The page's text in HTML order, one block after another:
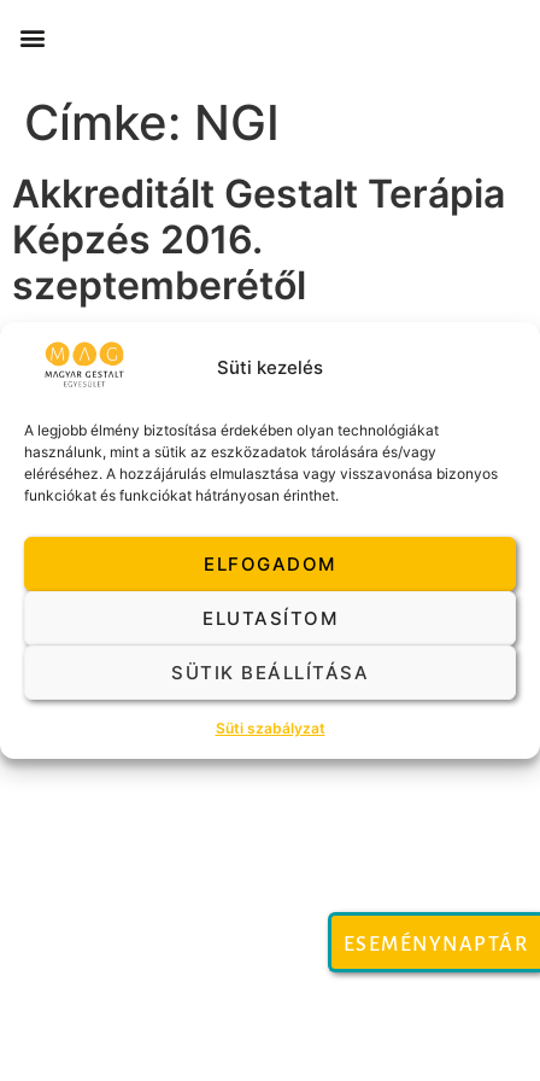
Süti kezelés
A legjobb élmény biztosítása érdekében olyan technológiákat
használunk, mint a sütik az eszközadatok tárolására és/vagy
eléréséhez. A hozzájárulás elmulasztása vagy visszavonása bizonyos
funkciókat és funkciókat hátrányosan érinthet.
ELFOGADOM
ELUTASÍTOM
SÜTIK BEÁLLÍTÁSA
Süti szabályzat
ESEMÉNYNAPTÁR
Címke: NGI
Akkreditált Gestalt Terápia
Képzés 2016.
szeptemberétől
Akkreditált Gestalt Terápia Képzés <2016-2020> A
Magyar Gestalt Egyesület 2016 őszétől újra Gestalt
Egyesület megbízásából – az NGI (Norsk Gestaltinstitutt
AS) […]
TAG SZERETNÉK LENNI
Adatkezelési Tájékoztató